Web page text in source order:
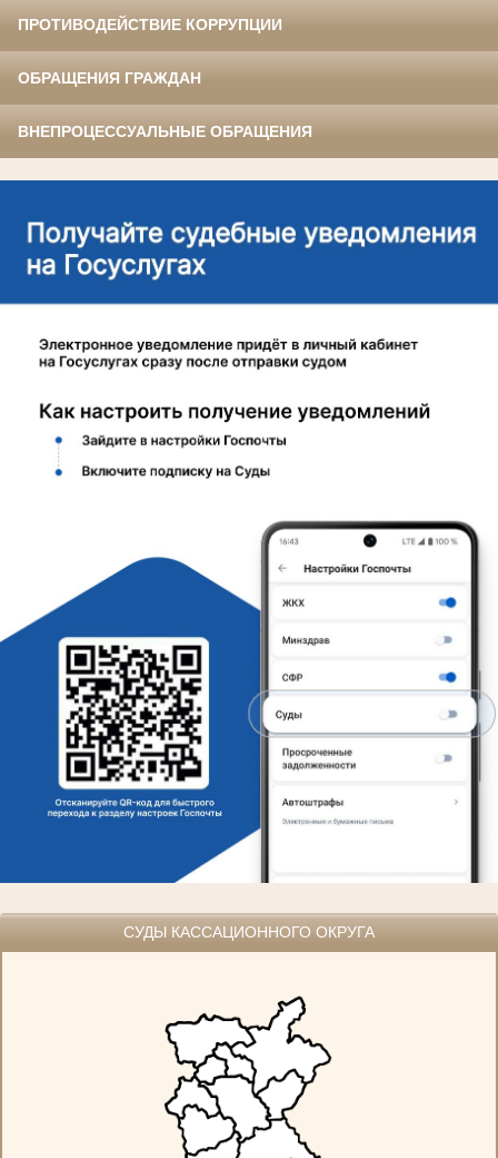
ПРОТИВОДЕЙСТВИЕ КОРРУПЦИИ
ОБРАЩЕНИЯ ГРАЖДАН
ВНЕПРОЦЕССУАЛЬНЫЕ ОБРАЩЕНИЯ
СУДЫ КАССАЦИОННОГО ОКРУГА